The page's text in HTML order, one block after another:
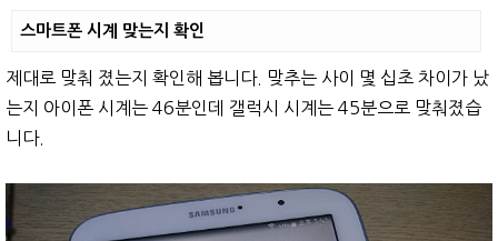
스마트폰 시계 맞는지 확인
제대로 맞춰 졌는지 확인해 봅니다. 맞추는 사이 몇 십초 차이가 났
는지 아이폰 시계는 46분인데 갤럭시 시계는 45분으로 맞춰졌습
니다.